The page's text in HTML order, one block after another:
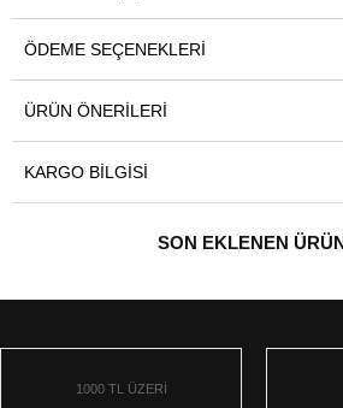
ÖDEME SEÇENEKLERI
ÜRÜN ÖNERILERI
KARGO BILGISI
SON EKLENEN
1000 TL ÜZERİ